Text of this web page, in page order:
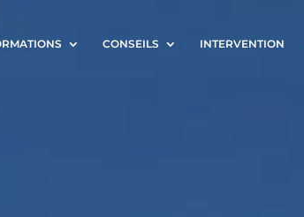
CONSEILS INTERVENTION